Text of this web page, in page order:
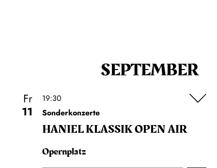
SEPTEMBER
Fr
11
19:30
Sonderkonzerte
HANIEL KLASSIK OPEN AIR
Opernplatz